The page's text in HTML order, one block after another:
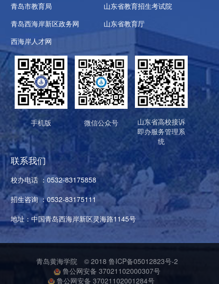
青岛市教育局
山东省教育招生考试院
青岛西海岸新区政务网
山东省教育厅
西海岸人才网
手机版 微信公众号
山东省高校接诉
即办服务管理系
统
联系我们
校办电话 ：0532-83175858
招生咨询 ：0532-83175111
地址：中国青岛西海岸新区灵海路1145号
青岛黄海学院 © 2018 鲁ICP备05012823号-2
鲁公网安备 37021102000307号
鲁公网安备 37021102001284号